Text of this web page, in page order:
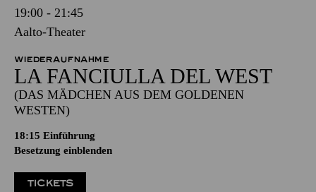
19:00 - 21:45
Aalto-Theater
WIEDERAUFNAHME
LA FANCIULLA DEL WEST
(DAS MÄDCHEN AUS DEM GOLDENEN
WESTEN)
18:15 Einführung
Besetzung einblenden
TICKETS